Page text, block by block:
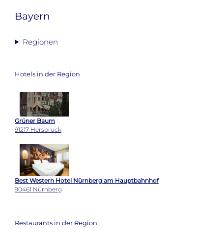
Bayern
Regionen
Hotels in der Region
Grüner Baum
91217 Hersbruck
Best Western Hotel Nürnberg am Hauptbahnhof
90461 Nürnberg
Restaurants in der Region